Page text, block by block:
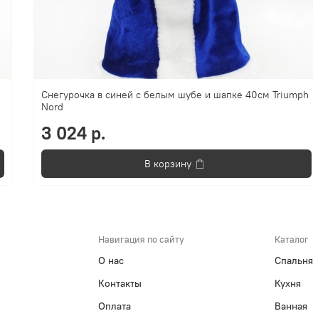
Снегурочка в синей с белым шубе и шапке 40см Triumph
Nord
3 024 р.
В корзину
Навигация по сайту
О нас
Контакты
Оплата
Каталог
Спальня
Кухня
Ванная